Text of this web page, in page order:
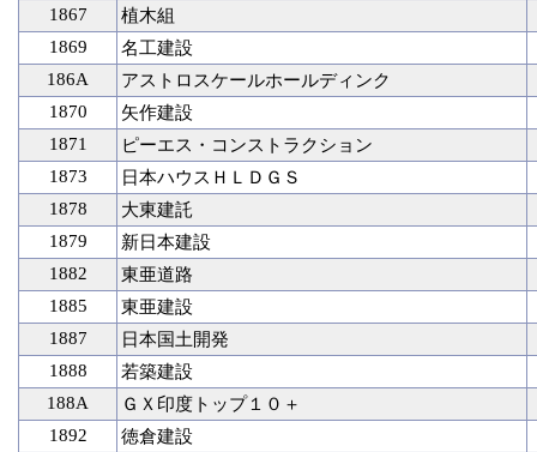
1867
植木組
1869
名工建設
186A
アストロスケールホールディンク
1870
矢作建設
1871
ピーエス・コンストラクション
1873
日本ハウスＨＬＤＧＳ
1878
大東建託
1879
新日本建設
1882
東亜道路
1885
東亜建設
1887
日本国土開発
1888
若築建設
188A
ＧＸ印度トップ１０＋
1892
徳倉建設